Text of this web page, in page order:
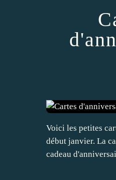
Voici les petites
début janvier. La
cadeau